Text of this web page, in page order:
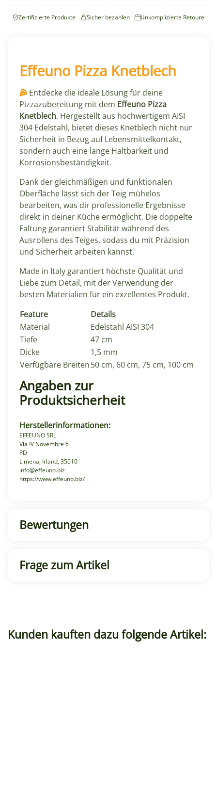
Zertifizierte Produkte Sicher bezahlen Unkomplizierte Retoure
Effeuno Pizza Knetblech
Entdecke die ideale Lösung für deine
Pizzazubereitung mit dem Effeuno Pizza
Knetblech. Hergestellt aus hochwertigem AISI
304 Edelstahl, bietet dieses Knetblech nicht nur
Sicherheit in Bezug auf Lebensmittelkontakt,
sondern auch eine lange Haltbarkeit und
Korrosionsbeständigkeit.
Dank der gleichmäßigen und funktionalen
Oberfläche lässt sich der Teig mühelos
bearbeiten, was dir professionelle Ergebnisse
direkt in deiner Küche ermöglicht. Die doppelte
Faltung garantiert Stabilität während des
Ausrollens des Teiges, sodass du mit Präzision
und Sicherheit arbeiten kannst.
Made in Italy garantiert höchste Qualität und
Liebe zum Detail, mit der Verwendung der
besten Materialien für ein exzellentes Produkt.
Feature
Details
Material
Edelstahl AISI 304
Tiefe
47 cm
Dicke
1,5 mm
Verfügbare Breiten50 cm, 60 cm, 75 cm, 100 cm
Angaben zur
Produktsicherheit
Herstellerinformationen:
EFFEUNO SRL
Via IV Novembre 6
PD
Limena, Irland, 35010
info@effeuno.biz
https://www.effeuno.biz/
Bewertungen
Frage zum Artikel
Kunden kauften dazu folgende Artikel: